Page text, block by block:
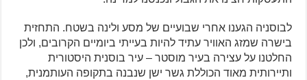
לבוסניה הגענו אחרי שבועיים של מסע ולינה בשטח. התחזית
בישרה שמזג האוויר עתיד להיות בעייתי ביומיים הקרובים, ולכן
החלטנו על עצירה בעיר מוסטר – עיר בוסנית היסטורית
ותיירותית מאוד הכוללת גשר ישן שנבנה בתקופה העותמנית,